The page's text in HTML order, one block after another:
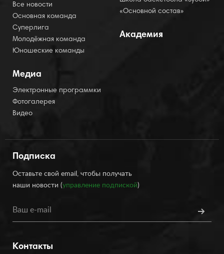
Все новости
Основная команда
Суперлига
Молодёжная команда
Юношеские команды
Медиа
Электронные программки
Фотогалерея
Видео
«Основной состав»
Академия
Подписка
Оставьте свой email, чтобы получать
наши новости (управление подпиской)
Контакты